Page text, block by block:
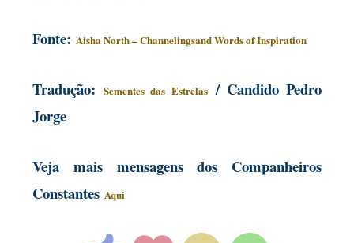
Fonte: Aisha North – Channelingsand Words of Inspiration
Tradução: Sementes das Estrelas/ Candido Pedro
Jorge
Veja mais mensagens dos Companheiros
Constantes Aqui